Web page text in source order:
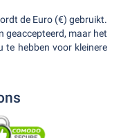
de Euro (€) gebruikt.
geaccepteerd, maar het
hebben voor kleinere